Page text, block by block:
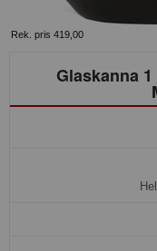
Rek. pris 419,00
Glaskanna